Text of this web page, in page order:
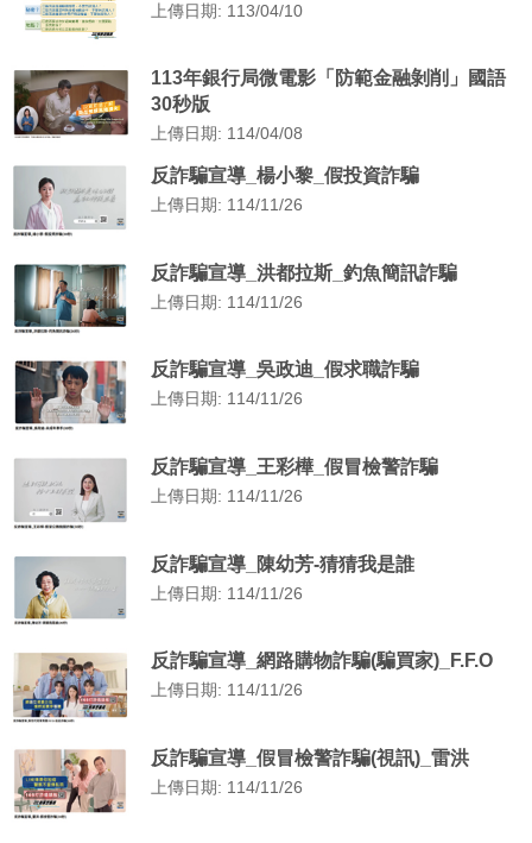
上傳日期: 113/04/10
113年銀行局微電影「防範金融剝削」國語
30秒版
上傳日期: 114/04/08
反詐騙宣導_楊小黎_假投資詐騙
上傳日期: 114/11/26
反詐騙宣導_洪都拉斯_釣魚簡訊詐騙
上傳日期: 114/11/26
反詐騙宣導_吳政迪_假求職詐騙
上傳日期: 114/11/26
反詐騙宣導_王彩樺_假冒檢警詐騙
上傳日期: 114/11/26
反詐騙宣導_陳幼芳-猜猜我是誰
上傳日期: 114/11/26
反詐騙宣導_網路購物詐騙(騙買家)_F.F.O
上傳日期: 114/11/26
反詐騙宣導_假冒檢警詐騙(視訊)_雷洪
上傳日期: 114/11/26